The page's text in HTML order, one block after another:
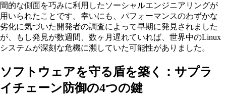
間的な側面を巧みに利用したソーシャルエンジニアリングが
用いられたことです。幸いにも、パフォーマンスのわずかな
劣化に気づいた開発者の調査によって早期に発見されました
が、もし発見が数週間、数ヶ月遅れていれば、世界中のLinux
システムが深刻な危機に瀕していた可能性がありました。
ソフトウェアを守る盾を築く：サプラ
イチェーン防御の4つの鍵